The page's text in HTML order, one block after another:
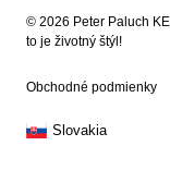
© 2026 Peter Paluch
to je životný štýl!
Obchodné podmienky
Slovakia